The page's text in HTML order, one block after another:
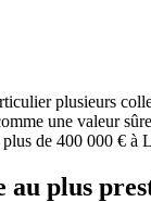
plusieurs
une valeur
plus de 400 000 € à
au plus